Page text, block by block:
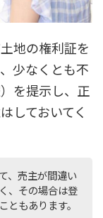
地の権利証を
少なくとも不
を提示し、正
しておいてく
、売主が間違い
、その場合は登
もあります。